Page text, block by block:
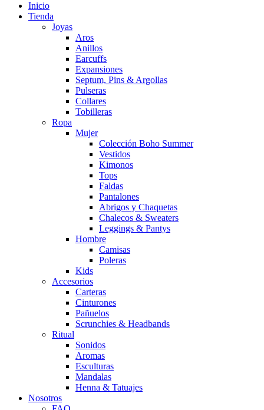
Inicio
Tienda
Joyas
Aros
Anillos
Earcuffs
Expansiones
Septum, Pins & Argollas
Pulseras
Collares
Tobilleras
Ropa
Mujer
Colección Boho Summer
Vestidos
Kimonos
Tops
Faldas
Pantalones
Abrigos y Chaquetas
Chalecos & Sweaters
Leggings & Pantys
Hombre
Camisas
Poleras
Kids
Accesorios
Carteras
Cinturones
Pañuelos
Scrunchies & Headbands
Ritual
Sonidos
Aromas
Esculturas
Mandalas
Henna & Tatuajes
Nosotros